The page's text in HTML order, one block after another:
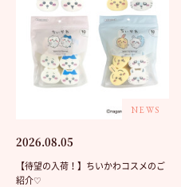
NEWS
2026.08.05
【待望の入荷！】ちいかわコスメのご
紹介♡